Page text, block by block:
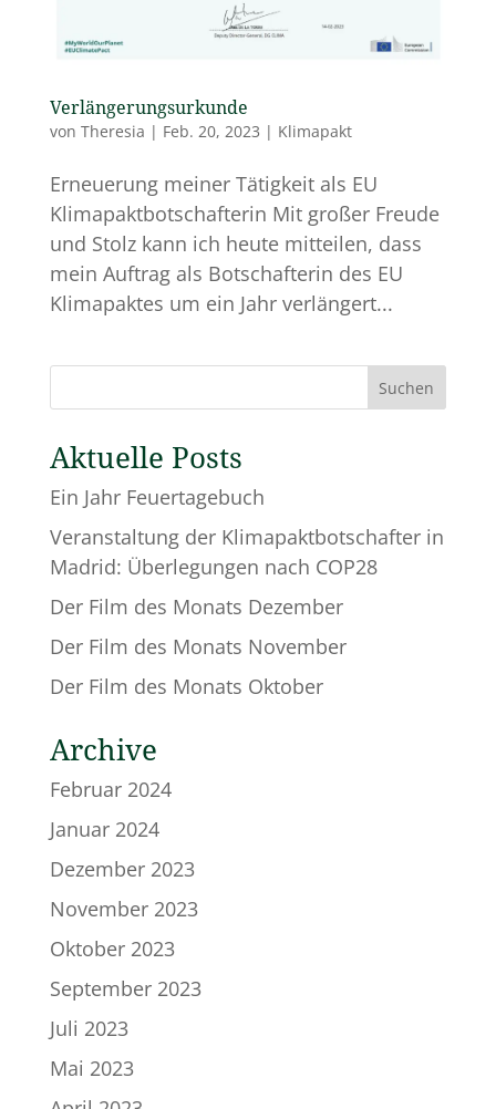
Verlängerungsurkunde
von Theresia | Feb. 20, 2023 | Klimapakt
Erneuerung meiner Tätigkeit als EU
Klimapaktbotschafterin Mit großer Freude
und Stolz kann ich heute mitteilen, dass
mein Auftrag als Botschafterin des EU
Klimapaktes um ein Jahr verlängert...
Suchen
Aktuelle Posts
Ein Jahr Feuertagebuch
Veranstaltung der Klimapaktbotschafter in
Madrid: Überlegungen nach COP28
Der Film des Monats Dezember
Der Film des Monats November
Der Film des Monats Oktober
Archive
Februar 2024
Januar 2024
Dezember 2023
November 2023
Oktober 2023
September 2023
Juli 2023
Mai 2023